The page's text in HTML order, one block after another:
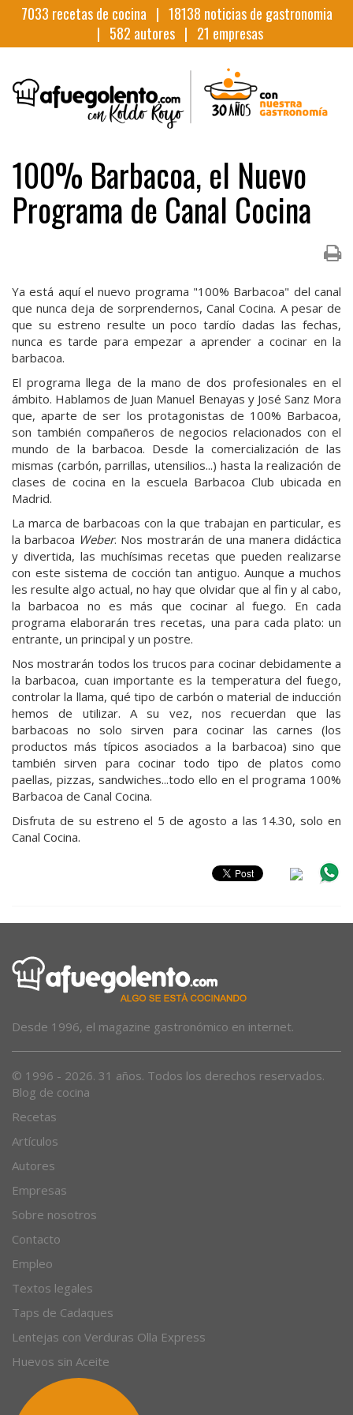
7033 recetas de cocina | 18138 noticias de gastronomia
| 582 autores | 21 empresas
100% Barbacoa, el Nuevo
Programa de Canal Cocina
Ya está aquí el nuevo programa "100% Barbacoa" del canal
que nunca deja de sorprendernos, Canal Cocina. A pesar de
que su estreno resulte un poco tardío dadas las fechas,
nunca es tarde para empezar a aprender a cocinar en la
barbacoa.
El programa llega de la mano de dos profesionales en el
ámbito. Hablamos de Juan Manuel Benayas y José Sanz Mora
que, aparte de ser los protagonistas de 100% Barbacoa,
son también compañeros de negocios relacionados con el
mundo de la barbacoa. Desde la comercialización de las
mismas (carbón, parrillas, utensilios...) hasta la realización de
clases de cocina en la escuela Barbacoa Club ubicada en
Madrid.
La marca de barbacoas con la que trabajan en particular, es
la barbacoa Weber. Nos mostrarán de una manera didáctica
y divertida, las muchísimas recetas que pueden realizarse
con este sistema de cocción tan antiguo. Aunque a muchos
les resulte algo actual, no hay que olvidar que al fin y al cabo,
la barbacoa no es más que cocinar al fuego. En cada
programa elaborarán tres recetas, una para cada plato: un
entrante, un principal y un postre.
Nos mostrarán todos los trucos para cocinar debidamente a
la barbacoa, cuan importante es la temperatura del fuego,
controlar la llama, qué tipo de carbón o material de inducción
hemos de utilizar. A su vez, nos recuerdan que las
barbacoas no solo sirven para cocinar las carnes (los
productos más típicos asociados a la barbacoa) sino que
también sirven para cocinar todo tipo de platos como
paellas, pizzas, sandwiches...todo ello en el programa 100%
Barbacoa de Canal Cocina.
Disfruta de su estreno el 5 de agosto a las 14.30, solo en
Canal Cocina.
Desde 1996, el magazine gastronómico en internet.
© 1996 - 2026. 31 años. Todos los derechos reservados.
Blog de cocina
Recetas
Artículos
Autores
Empresas
Sobre nosotros
Contacto
Empleo
Textos legales
Taps de Cadaques
Lentejas con Verduras Olla Express
Huevos sin Aceite